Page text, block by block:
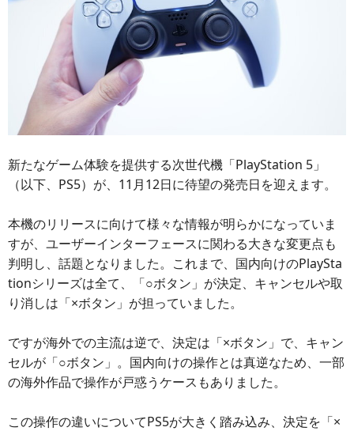
新たなゲーム体験を提供する次世代機「PlayStation 5」
（以下、PS5）が、11月12日に待望の発売日を迎えます。
本機のリリースに向けて様々な情報が明らかになっていま
すが、ユーザーインターフェースに関わる大きな変更点も
判明し、話題となりました。これまで、国内向けのPlaySta
tionシリーズは全て、「○ボタン」が決定、キャンセルや取
り消しは「×ボタン」が担っていました。
ですが海外での主流は逆で、決定は「×ボタン」で、キャン
セルが「○ボタン」。国内向けの操作とは真逆なため、一部
の海外作品で操作が戸惑うケースもありました。
この操作の違いについてPS5が大きく踏み込み、決定を「×